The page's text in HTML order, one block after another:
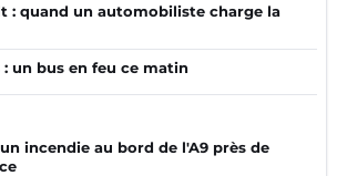
: quand un automobiliste charge la
: un bus en feu ce matin
incendie au bord de l'A9 près de